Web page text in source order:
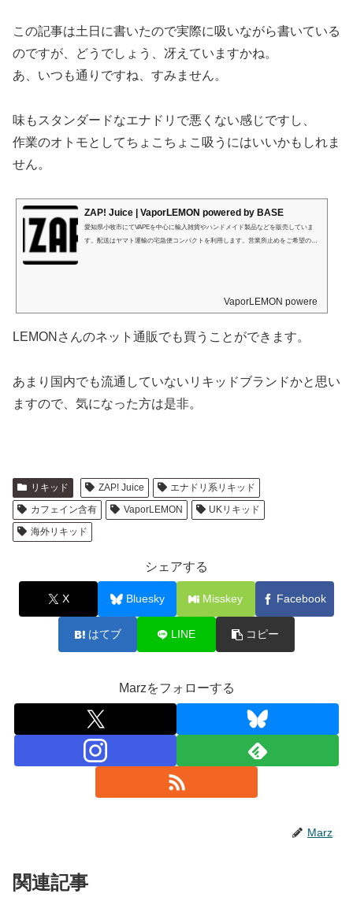
この記事は土日に書いたので実際に吸いながら書いている
のですが、どうでしょう、冴えていますかね。
あ、いつも通りですね、すみません。
味もスタンダードなエナドリで悪くない感じですし、
作業のオトモとしてちょこちょこ吸うにはいいかもしれま
せん。
ZAP! Juice | VaporLEMON powered by BASE
愛知県小牧市にてVAPEを中心に輸入雑貨やハンドメイド製品などを販売していま
す。配送はヤマト運輸の宅急便コンパクトを利用します。営業所止めをご希望の方
VaporLEMON powered by
LEMONさんのネット通販でも買うことができます。
あまり国内でも流通していないリキッドブランドかと思い
ますので、気になった方は是非。
リキッド ZAP! Juice
エナドリ系リキッド
カフェイン含有
VaporLEMON
UKリキッド
海外リキッド
シェアする
X Bluesky Misskey Facebook
はてブ LINE コピー
Marzをフォローする
Marz
関連記事